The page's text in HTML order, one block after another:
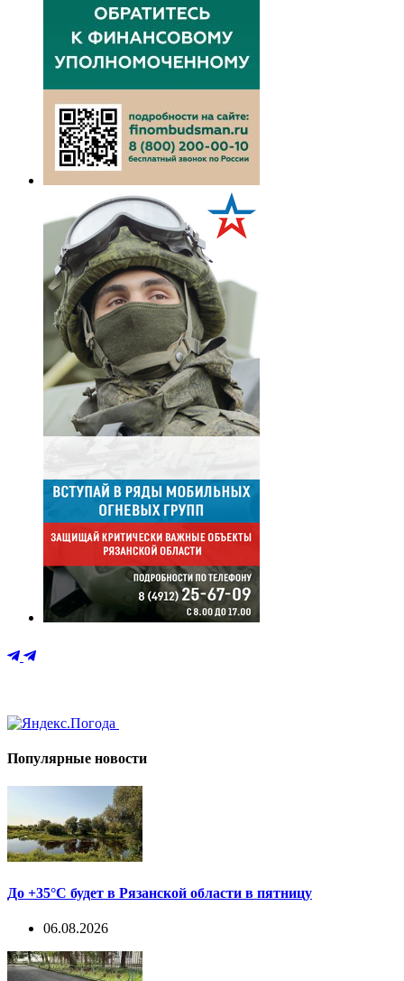
Популярные новости
До +35°С будет в Рязанской области в пятницу
06.08.2026